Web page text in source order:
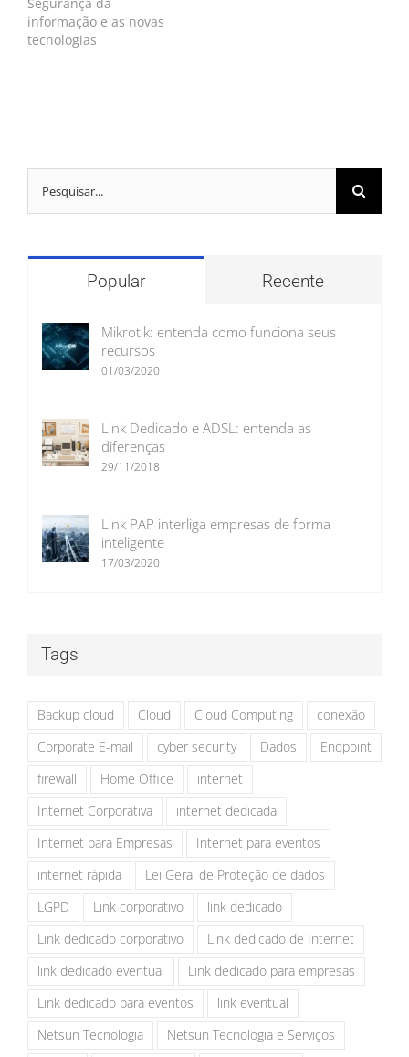
informação e as novas
tecnologias
Popular Recente
Mikrotik: entenda como funciona seus
recursos
01/03/2020
Link Dedicado e ADSL: entenda as
diferenças
29/11/2018
Link PAP interliga empresas de forma
inteligente
17/03/2020
Tags
Backup cloud Cloud Cloud Computing
conexão
Corporate E-mail
cyber security Dados
Endpoint
firewall
Home Office
internet
Internet Corporativa
internet dedicada
Internet para Empresas
Internet para eventos
internet rápida
Lei Geral de Proteção de dados
LGPD
Link corporativo
link dedicado
Link dedicado corporativo
Link dedicado de Internet
link dedicado eventual
Link dedicado para empresas
Link dedicado para eventos
link eventual
Netsun Tecnologia
Netsun Tecnologia e Serviços